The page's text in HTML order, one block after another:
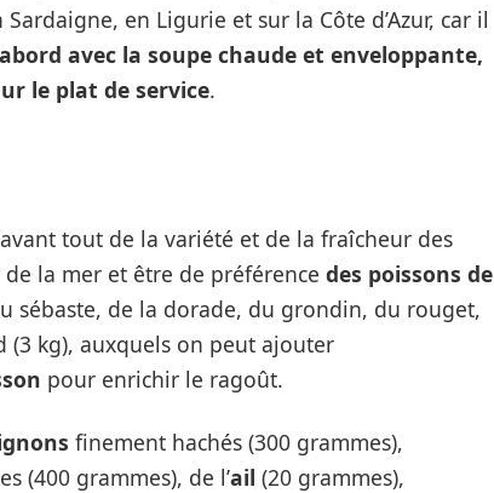
en Ligurie et sur la Côte d’Azur, car il
avec la soupe chaude et enveloppante,
le plat de service.
tout de la variété et de la fraîcheur des
la mer et être de préférence des poissons de
sébaste, de la dorade, du grondin, du rouget,
kg), auxquels on peut ajouter
pour enrichir le ragoût.
finement hachés (300 grammes),
(400 grammes), de l’ail (20 grammes),